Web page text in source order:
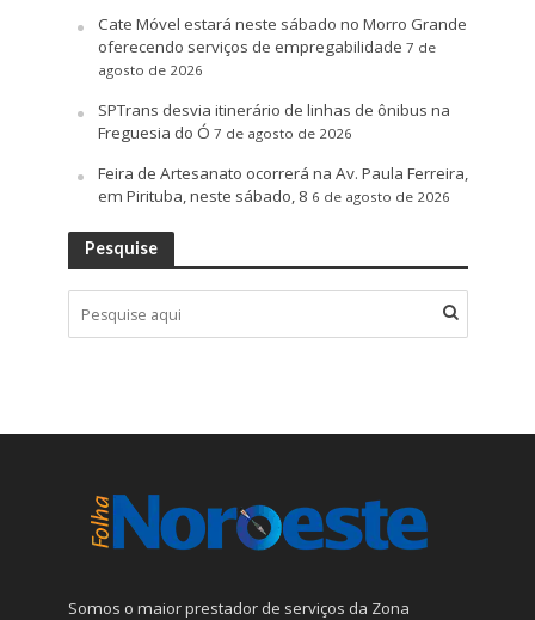
Cate Móvel estará neste sábado no Morro Grande
oferecendo serviços de empregabilidade 7 de
agosto de 2026
SPTrans desvia itinerário de linhas de ônibus na
Freguesia do Ó 7 de agosto de 2026
Feira de Artesanato ocorrerá na Av. Paula Ferreira,
em Pirituba, neste sábado, 8 6 de agosto de 2026
Pesquise
Somos o maior prestador de serviços da Zona